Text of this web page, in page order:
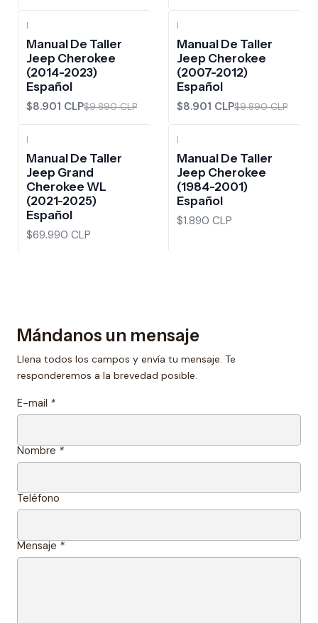
|
Manual De Taller
Jeep Cherokee
(2014-2023)
Español
$8.901 CLP$9.890 CLP
|
Manual De Taller
Jeep Cherokee
(2007-2012)
Español
$8.901 CLP$9.890 CLP
|
Manual De Taller
Jeep Grand
Cherokee WL
(2021-2025)
Español
$69.990 CLP
|
Manual De Taller
Jeep Cherokee
(1984-2001)
Español
$1.890 CLP
Mándanos un mensaje
Llena todos los campos y envía tu mensaje. Te
responderemos a la brevedad posible.
E-mail *
Nombre *
Teléfono
Mensaje *